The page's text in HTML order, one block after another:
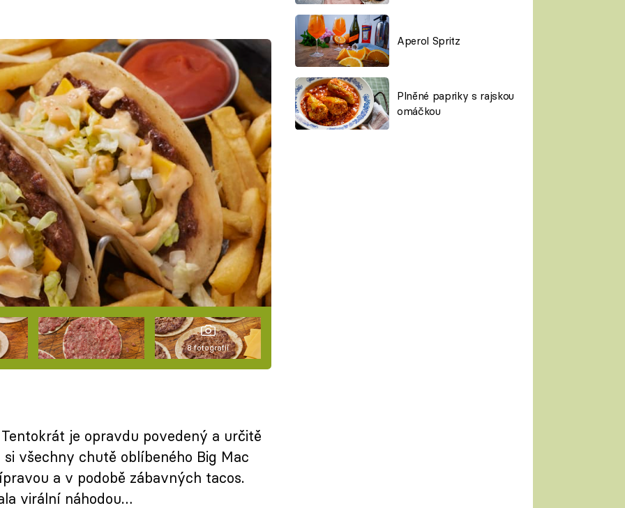
Aperol Spritz
Plněné papriky s rajskou
omáčkou
8 fotografií
je opravdu povedený a určitě
všechny chutě oblíbeného Big Mac
a v podobě zábavných tacos.
virální náhodou…